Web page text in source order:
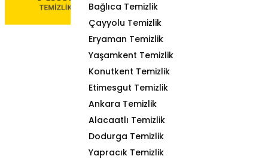
Bağlıca Temizlik
Çayyolu Temizlik
Eryaman Temizlik
Yaşamkent Temizlik
Konutkent Temizlik
Etimesgut Temizlik
Ankara Temizlik
Alacaatlı Temizlik
Dodurga Temizlik
Yapracık Temizlik